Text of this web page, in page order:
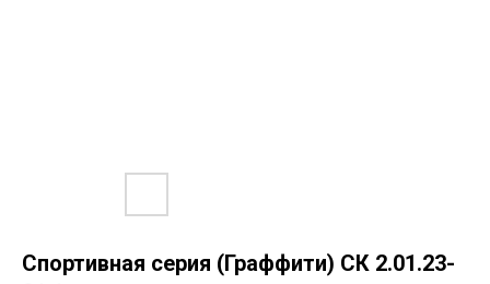
Спортивная серия (Граффити) СК 2.01.23-